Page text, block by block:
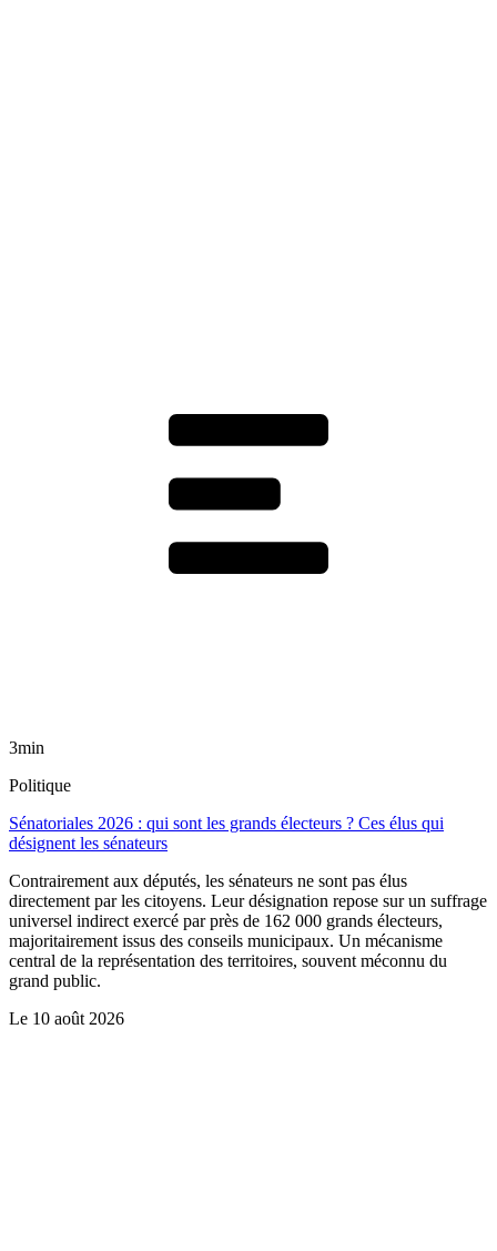
3min
Politique
Sénatoriales 2026 : qui sont les grands électeurs ? Ces élus qui
désignent les sénateurs
Contrairement aux députés, les sénateurs ne sont pas élus
directement par les citoyens. Leur désignation repose sur un suffrage
universel indirect exercé par près de 162 000 grands électeurs,
majoritairement issus des conseils municipaux. Un mécanisme
central de la représentation des territoires, souvent méconnu du
grand public.
Le 10 août 2026